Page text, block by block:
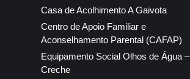
Casa de Acolhimento A Gaivota
Centro de Apoio Familiar e
Aconselhamento Parental (CAFAP)
Equipamento Social Olhos de Água –
Creche